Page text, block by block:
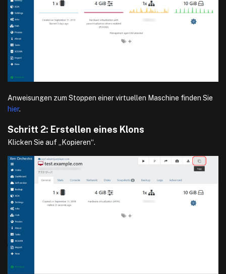
Anweisungen zum Stoppen einer virtuellen Maschine finden Sie
hier.
Schritt 2: Erstellen eines Klons
Klicken Sie auf „Kopieren“.